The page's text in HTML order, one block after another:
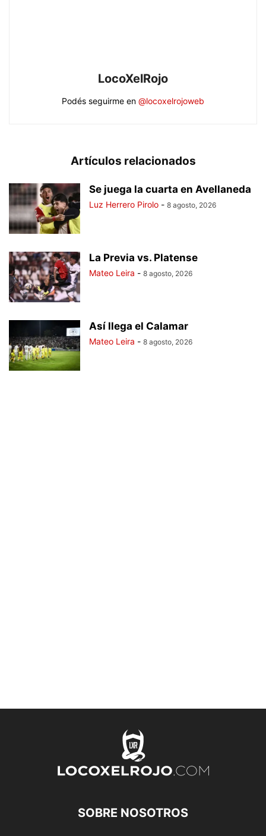
LocoXelRojo
Podés seguirme en @locoxelrojoweb
Artículos relacionados
Se juega la cuarta en Avellaneda
Luz Herrero Pirolo - 8 agosto, 2026
La Previa vs. Platense
Mateo Leira - 8 agosto, 2026
Así llega el Calamar
Mateo Leira - 8 agosto, 2026
SOBRE NOSOTROS